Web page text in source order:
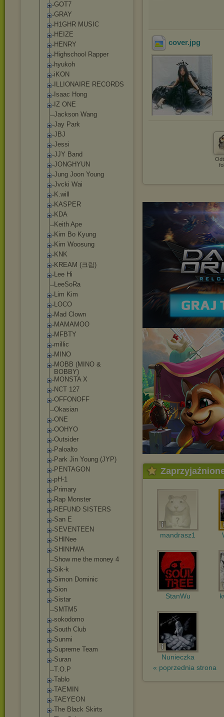
GOT7
GRAY
H1GHR MUSIC
HEIZE
HENRY
Highschool Rapper
hyukoh
iKON
ILLIONAIRE RECORDS
Isaac Hong
IZ ONE
Jackson Wang
Jay Park
JBJ
Jessi
JJY Band
JONGHYUN
Jung Joon Young
Jvcki Wai
K.will
KASPER
KDA
Keith Ape
Kim Bo Kyung
Kim Woosung
KNK
KREAM (크림)
Lee Hi
LeeSoRa
Lim Kim
LOCO
Mad Clown
MAMAMOO
MFBTY
millic
MINO
MOBB (MINO &
BOBBY)
MONSTA X
NCT 127
OFFONOFF
Okasian
ONE
OOHYO
Outsider
Paloalto
Park Jin Young (JYP)
PENTAGON
pH-1
Primary
Rap Monster
REFUND SISTERS
San E
SEVENTEEN
SHINee
SHINHWA
Show me the money 4
Sik-k
Simon Dominic
Sion
Sistar
SMTM5
sokodomo
South Club
Sunmi
Supreme Team
Suran
T.O.P
Tablo
TAEMIN
TAEYEON
The Black Skirts
cover.jpg
mandrasz1
StanWu
Nunieczka
« poprzednia strona